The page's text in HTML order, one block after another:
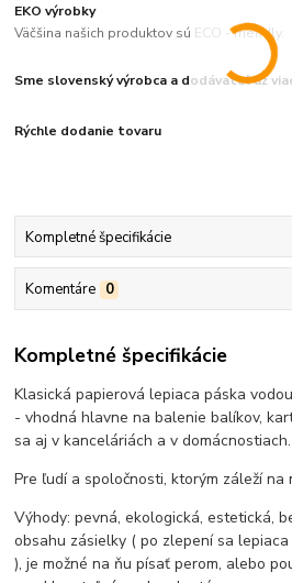
EKO výrobky
Väčšina našich produktov sú ECO - friendly.
Sme slovenský výrobca a dodávateľ už
Rýchle dodanie tovaru
Kompletné špecifikácie
Komentáre 0
Kompletné špecifikácie
Klasická papierová lepiaca páska
- vhodná hlavne na balenie balíkov,
sa aj v kanceláriách a v domácnostiach.
Pre ľudí a spoločnosti, ktorým záleží
Výhody: pevná, ekologická, estetická,
obsahu zásielky ( po zlepení sa
), je možné na ňu písať perom, alebo